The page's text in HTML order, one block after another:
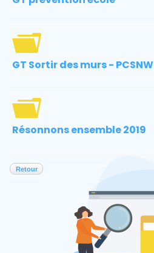
GT Sortir des murs - PCSNW
Résonnons ensemble 2019
Retour